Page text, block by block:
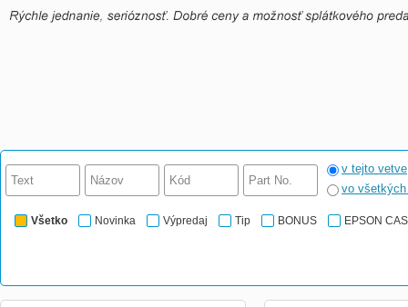
v tejto vetve
vo
Všetko Novinka Výpredaj Tip BONUS EPSON